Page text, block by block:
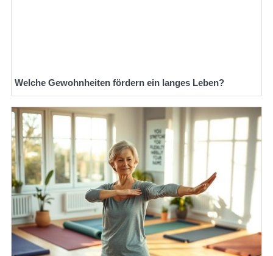
Welche Gewohnheiten fördern ein langes Leben?